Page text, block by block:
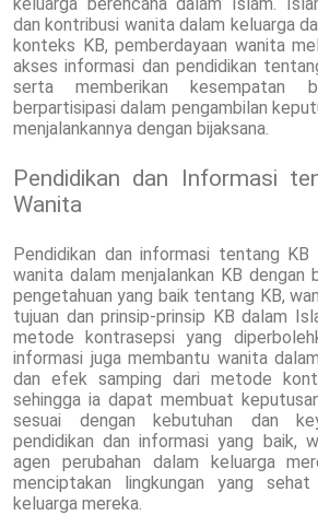
dan kontribusi wanita dalam keluarga
konteks KB, pemberdayaan wanita
akses informasi dan pendidikan
serta memberikan kesempatan
berpartisipasi dalam pengambilan
menjalankannya dengan bijaksana.
Pendidikan dan Informasi
Wanita
Pendidikan dan informasi tentang
wanita dalam menjalankan KB dengan
pengetahuan yang baik tentang KB,
tujuan dan prinsip-prinsip KB dalam
metode kontrasepsi yang
informasi juga membantu wanita
dan efek samping dari metode
sehingga ia dapat membuat
sesuai dengan kebutuhan dan
pendidikan dan informasi yang baik,
agen perubahan dalam keluarga
menciptakan lingkungan yang
keluarga mereka.